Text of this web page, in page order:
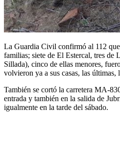
La Guardia Civil confirmó al 112
familias; siete de El Estercal, tres de
Sillada), cinco de ellas menores,
volvieron ya a sus casas, las últimas,
También se cortó la carretera MA-
entrada y también en la salida de
igualmente en la tarde del sábado.